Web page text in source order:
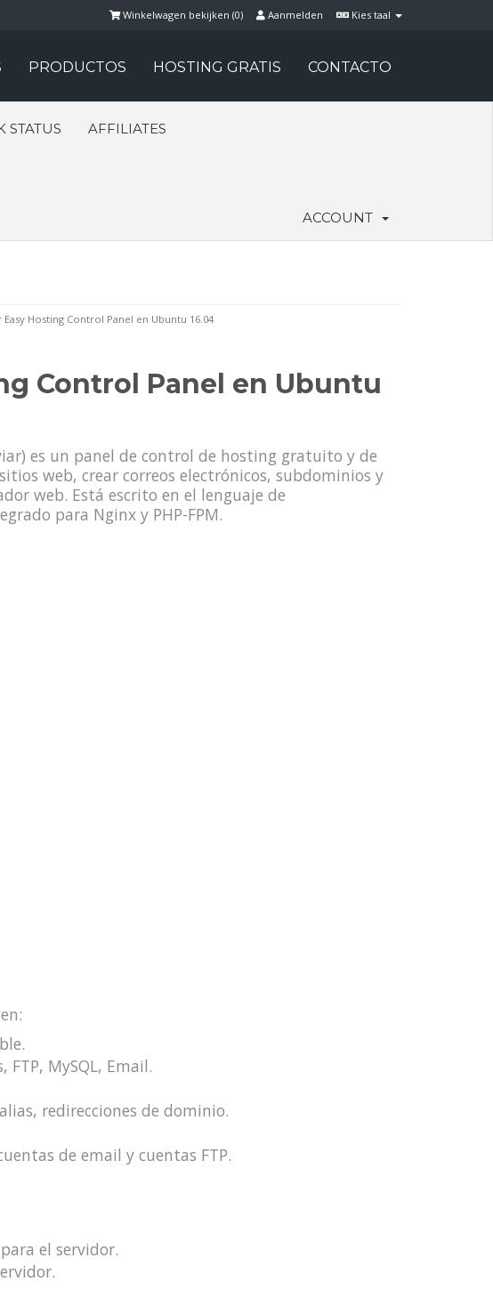
Kies taal
Aanmelden
Winkelwagen bekijken (0)
PRODUCTOS HOSTING GRATIS CONTACTO
STATUS AFFILIATES
ACCOUNT
Hosting Control Panel en Ubuntu 16.04
Control Panel en Ubuntu
es un panel de control de hosting gratuito y de
web, crear correos electrónicos, subdominios y
web. Está escrito en el lenguaje de
para Nginx y PHP-FPM.
MySQL, Email.
redirecciones de dominio.
de email y cuentas FTP.
el servidor.